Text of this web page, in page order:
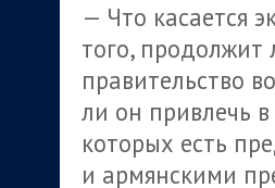
— Что касается
того,
правительство
ли он привлечь
которых есть
и армянскими